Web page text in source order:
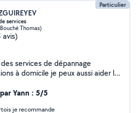
Particulier
services
Thomas)
avis)
services de dépannage
à domicile je peux aussi aider le
villes de France
Yann : 5/5
très simpas et très courtois je recommande